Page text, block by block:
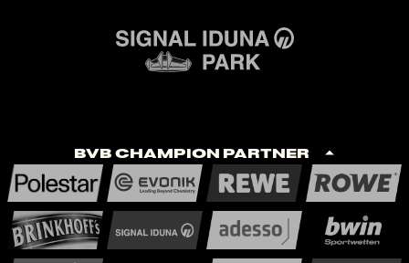
BVB Champion Partner